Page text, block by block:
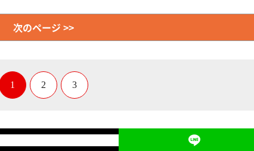
次のページ >>
1 2 3